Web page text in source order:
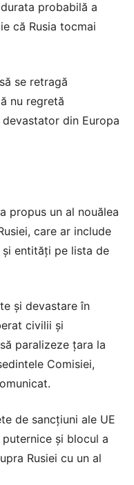
probabilă a
că Rusia tocmai
se retragă
nu regretă
din Europa
propus un al nouălea
care ar include
entități pe lista de
și devastare în
civilii și
paralizeze țara la
Comisiei,
de sancțiuni ale UE
și blocul a
Rusiei cu un al